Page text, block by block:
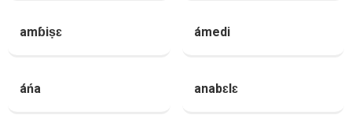
amɓiṣɛ ámedi
áńa anabɛlɛ